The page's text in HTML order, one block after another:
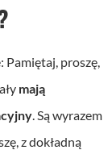
proszę,
mają
. Są wyrazem
z dokładną